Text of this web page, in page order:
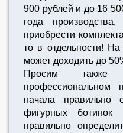
900 рублей и до 16
года
приобрести
то в отдельности!
может доходить до
Просим
профессиональном
начала правильно
фигурных ботинок
правильно